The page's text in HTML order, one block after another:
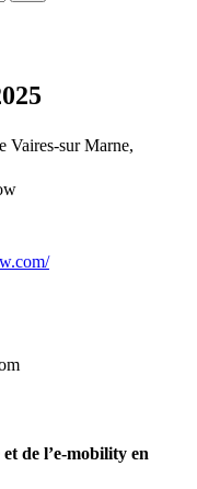
Vaires-sur Marne,
de l’e-mobility en